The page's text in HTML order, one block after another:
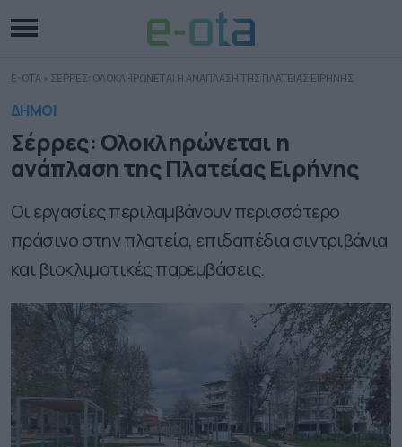
E-OTA » ΣΕΡΡΕΣ: ΟΛΟΚΛΗΡΩΝΕΤΑΙ Η ΑΝΑΠΛΑΣΗ ΤΗΣ ΠΛΑΤΕΙΑΣ ΕΙΡΗΝΗΣ
ΔΗΜΟΙ
Σέρρες: Ολοκληρώνεται η
ανάπλαση της Πλατείας Ειρήνης
Οι εργασίες περιλαμβάνουν περισσότερο
πράσινο στην πλατεία, επιδαπέδια σιντριβάνια
και βιοκλιματικές παρεμβάσεις.